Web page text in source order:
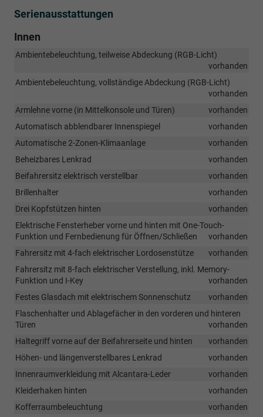
Serienausstattungen
Innen
Ambientebeleuchtung, teilweise Abdeckung (RGB-Licht)
vorhanden
Ambientebeleuchtung, vollständige Abdeckung (RGB-Licht)
vorhanden
Armlehne vorne (in Mittelkonsole und Türen)
vorhanden
Automatisch abblendbarer Innenspiegel
vorhanden
Automatische 2-Zonen-Klimaanlage
vorhanden
Beheizbares Lenkrad
vorhanden
Beifahrersitz elektrisch verstellbar
vorhanden
Brillenhalter
vorhanden
Drei Kopfstützen hinten
vorhanden
Elektrische Fensterheber vorne und hinten mit One-Touch-
Funktion und Fernbedienung für Öffnen/Schließen
vorhanden
Fahrersitz mit 4-fach elektrischer Lordosenstütze
vorhanden
Fahrersitz mit 8-fach elektrischer Verstellung, inkl. Memory-
Funktion und I-Key
vorhanden
Festes Glasdach mit elektrischem Sonnenschutz
vorhanden
Flaschenhalter und Ablagefächer in den vorderen und hinteren
Türen
vorhanden
Haltegriff vorne auf der Beifahrerseite und hinten
vorhanden
Höhen- und längenverstellbares Lenkrad
vorhanden
Innenraumverkleidung mit Alcantara-Leder
vorhanden
Kleiderhaken hinten
vorhanden
Kofferraumbeleuchtung
vorhanden